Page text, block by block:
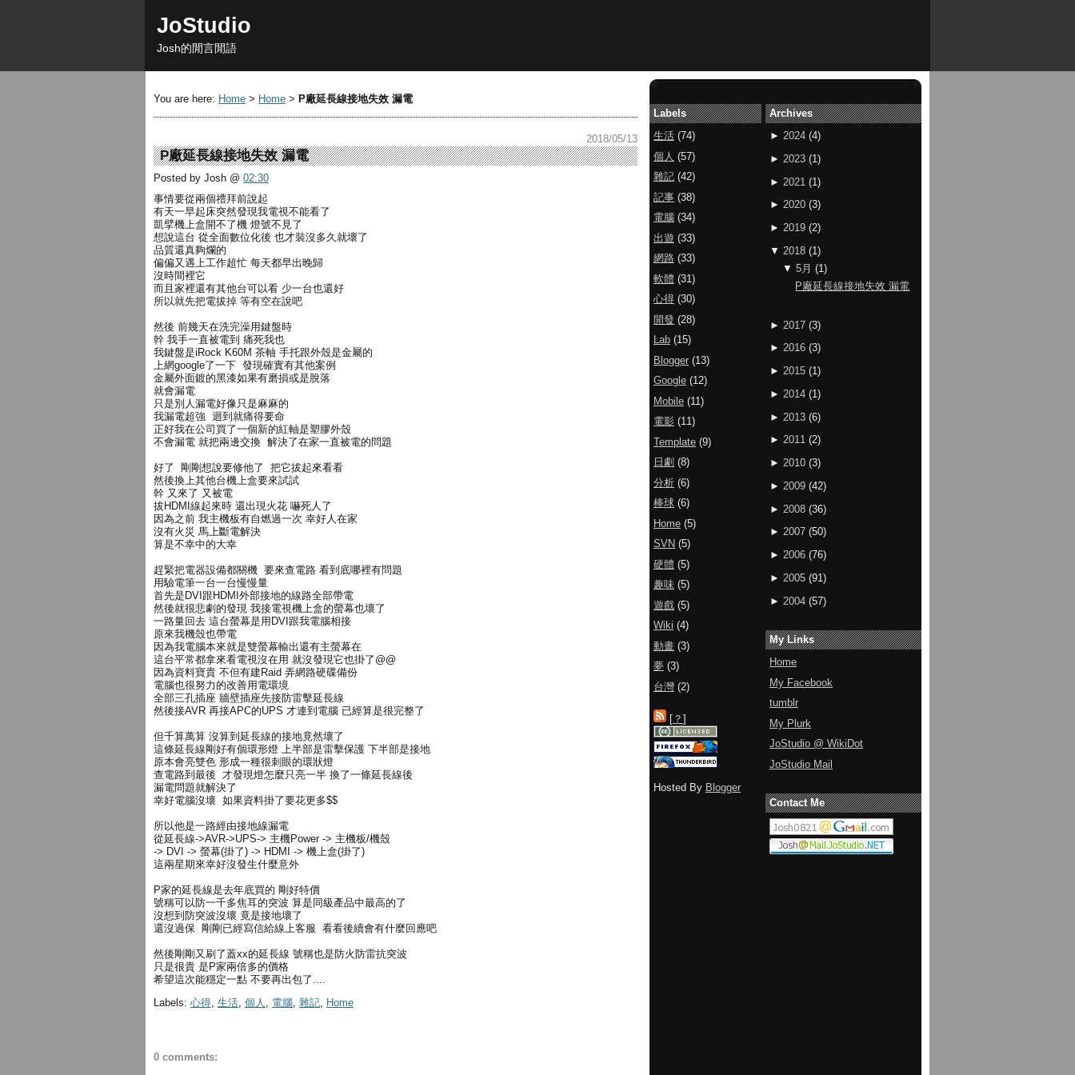
JoStudio
Josh的閒言閒語
You are here: Home > Home > P廠延長線接地失效 漏電
2018/05/13
P廠延長線接地失效 漏電
Posted by Josh @ 02:30
事情要從兩個禮拜前說起
有天一早起床突然發現我電視不能看了
凱擘機上盒開不了機 燈號不見了
想說這台 從全面數位化後 也才裝沒多久就壞了
品質還真夠爛的
偏偏又遇上工作超忙 每天都早出晚歸
沒時間裡它
而且家裡還有其他台可以看 少一台也還好
所以就先把電拔掉 等有空在說吧
然後 前幾天在洗完澡用鍵盤時
幹 我手一直被電到 痛死我也
我鍵盤是iRock K60M 茶軸 手托跟外殼是金屬的
上網google了一下 發現確實有其他案例
金屬外面鍍的黑漆如果有磨損或是脫落
就會漏電
只是別人漏電好像只是麻麻的
我漏電超強 迴到就痛得要命
正好我在公司買了一個新的紅軸是塑膠外殼
不會漏電 就把兩邊交換 解決了在家一直被電的問題
好了 剛剛想說要修他了 把它拔起來看看
然後換上其他台機上盒要來試試
幹 又來了 又被電
拔HDMI線起來時 還出現火花 嚇死人了
因為之前 我主機板有自燃過一次 幸好人在家
沒有火災 馬上斷電解決
算是不幸中的大幸
趕緊把電器設備都關機 要來查電路 看到底哪裡有問題
用驗電筆一台一台慢慢量
首先是DVI跟HDMI外部接地的線路全部帶電
然後就很悲劇的發現 我接電視機上盒的螢幕也壞了
一路量回去 這台螢幕是用DVI跟我電腦相接
原來我機殼也帶電
因為我電腦本來就是雙螢幕輸出還有主螢幕在
這台平常都拿來看電視沒在用 就沒發現它也掛了@@
因為資料寶貴 不但有建Raid 弄網路硬碟備份
電腦也很努力的改善用電環境
全部三孔插座 牆壁插座先接防雷擊延長線
然後接AVR 再接APC的UPS 才連到電腦 已經算是很完整了
但千算萬算 沒算到延長線的接地竟然壞了
這條延長線剛好有個環形燈 上半部是雷擊保護 下半部是接地
原本會亮雙色 形成一種很刺眼的環狀燈
查電路到最後 才發現燈怎麼只亮一半 換了一條延長線後
漏電問題就解決了
幸好電腦沒壞 如果資料掛了要花更多$$
所以他是一路經由接地線漏電
從延長線->AVR->UPS-> 主機Power -> 主機板/機殼
-> DVI -> 螢幕(掛了) -> HDMI -> 機上盒(掛了)
這兩星期來幸好沒發生什麼意外
P家的延長線是去年底買的 剛好特價
號稱可以防一千多焦耳的突波 算是同級產品中最高的了
沒想到防突波沒壞 竟是接地壞了
還沒過保 剛剛已經寫信給線上客服 看看後續會有什麼回應吧
然後剛剛又刷了蓋xx的延長線 號稱也是防火防雷抗突波
只是很貴 是P家兩倍多的價格
希望這次能穩定一點 不要再出包了....
Labels: 心得, 生活, 個人 , 電腦, 雜記, Home
0 comments:
Archives
► 2024 (4)
► 2023 (1 )
► 2021 (1)
► 2020 (3)
► 2019 (2)
▼ 2018 (1 )
▼ 5月 (1)
P廠延長線接地失效 漏電
► 2017 (3)
► 2016 (3)
► 2015 (1)
► 2014 (1 )
► 2013 (6)
► 2011 (2)
► 2010 (3)
► 2009 (42)
► 2008 (36)
► 2007 (50)
► 2006 (76)
► 2005 (91 )
► 2004 (57)
My Links
Home
My Facebook
tumblr
My Plurk
JoStudio @ WikiDot
JoStudio Mail
Contact Me
Labels
生活 (74)
個人 (57)
雜記 (42)
記事 (38)
電腦 (34)
出遊 (33)
網路 (33)
軟體 (31)
心得 (30)
開發 (28)
Lab (15)
Blogger (13)
Google (12)
Mobile (11)
電影 (11)
Template (9)
日劇 (8)
分析 (6)
棒球 (6)
Home (5)
SVN (5)
硬體 (5)
趣味 (5)
遊戲 (5)
Wiki (4)
動畫 (3)
夢 (3)
台灣 (2)
[ ？ ]
Hosted By Blogger